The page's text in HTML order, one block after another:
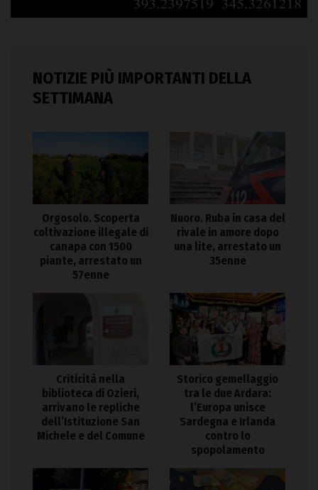
NOTIZIE PIÙ IMPORTANTI DELLA
SETTIMANA
Orgosolo. Scoperta
coltivazione illegale di
canapa con 1500
piante, arrestato un
57enne
Nuoro. Ruba in casa del
rivale in amore dopo
una lite, arrestato un
35enne
Criticità nella
biblioteca di Ozieri,
arrivano le repliche
dell’Istituzione San
Michele e del Comune
Storico gemellaggio
tra le due Ardara:
l’Europa unisce
Sardegna e Irlanda
contro lo
spopolamento